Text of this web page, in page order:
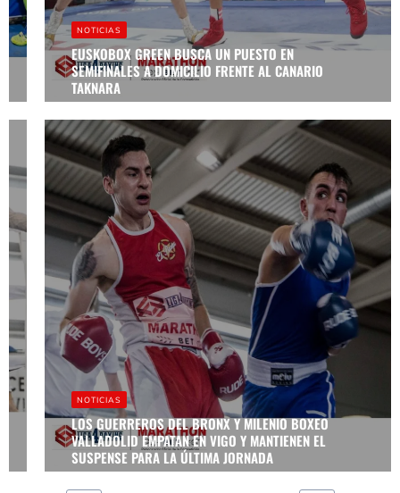
GANAN EN
VALLADOLID
Y ASEGURAN
SU PASE A
SEMIFINALES
NOTICIAS
EUSKOBOX GREEN BUSCA UN PUESTO EN
SEMIFINALES A DOMICILIO FRENTE AL CANARIO
TAKNARA
NOTICIAS
MILENIO
BOXEO
VALLADOLID
Y LOS
GUERREROS
DEL BRONX,
DUELO POR
UNA PLAZA
SEMIFINALES
NOTICIAS
LOS GUERREROS DEL BRONX Y MILENIO BOXEO
VALLADOLID EMPATAN EN VIGO Y MANTIENEN EL
SUSPENSE PARA LA ÚLTIMA JORNADA